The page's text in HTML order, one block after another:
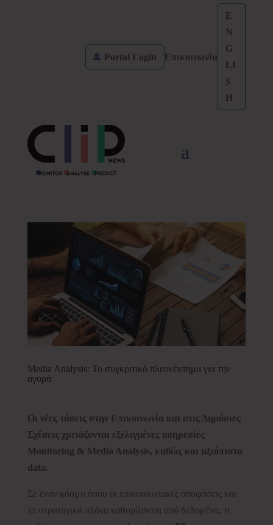
Portal Login Επικοινωνία
E
N
G
LI
S
H
Media Analysis: Το συγκριτικό πλεονέκτημα για την
αγορά
Οι νέες τάσεις στην Επικοινωνία και στις Δημόσιες
Σχέσεις χρειάζονται εξελιγμένες υπηρεσίες
Monitoring & Media Analysis, καθώς και αξιόπιστα
data.
Σε έναν κόσμο όπου οι επικοινωνιακές αποφάσεις και
τα στρατηγικά πλάνα καθορίζονται από δεδομένα, τι